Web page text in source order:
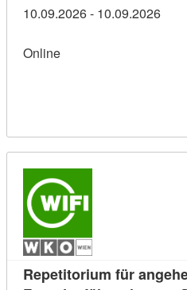
10.09.2026 - 10.09.2026
Online
Repetitorium für